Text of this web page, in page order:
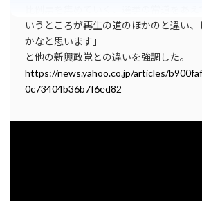
いうところが再生の道のほかのと違い
かなと思います」
と他の新興政党との違いを強調した。
https://news.yahoo.co.jp/articles/
0c73404b36b7f6ed82